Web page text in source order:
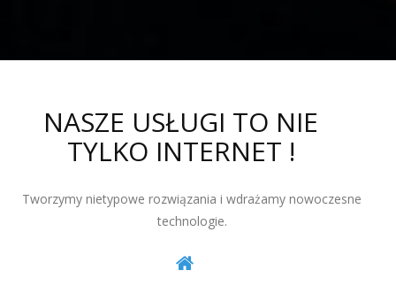
NASZE USŁUGI TO NIE
TYLKO INTERNET !
Tworzymy nietypowe rozwiązania i wdrażamy nowoczesne
technologie.